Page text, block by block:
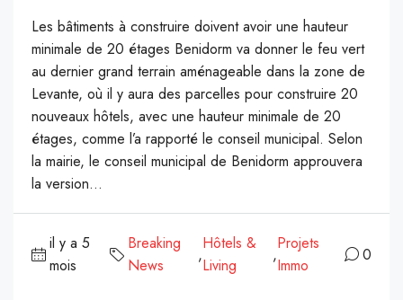
Les bâtiments à construire doivent avoir une hauteur
minimale de 20 étages Benidorm va donner le feu vert
au dernier grand terrain aménageable dans la zone de
Levante, où il y aura des parcelles pour construire 20
nouveaux hôtels, avec une hauteur minimale de 20
étages, comme l’a rapporté le conseil municipal. Selon
la mairie, le conseil municipal de Benidorm approuvera
la version...
il y a 5
mois
Breaking
News
,
Hôtels &
Living
,
Projets
Immo
0